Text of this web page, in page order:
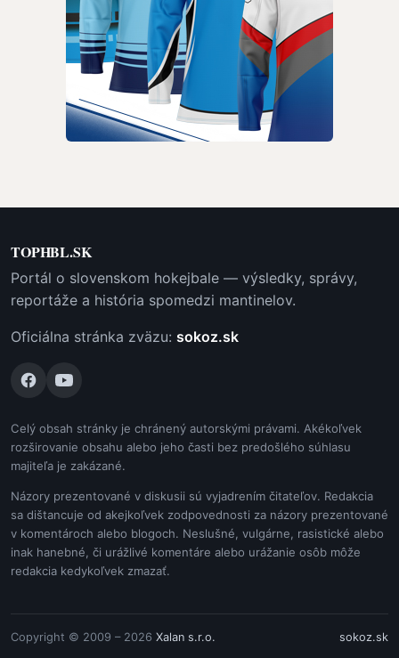
TOPHBL.SK
Portál o slovenskom hokejbale — výsledky, správy,
reportáže a história spomedzi mantinelov.
Oficiálna stránka zväzu: sokoz.sk
Celý obsah stránky je chránený autorskými právami. Akékoľvek
rozširovanie obsahu alebo jeho časti bez predošlého súhlasu
majiteľa je zakázané.
Názory prezentované v diskusii sú vyjadrením čitateľov. Redakcia
sa dištancuje od akejkoľvek zodpovednosti za názory prezentované
v komentároch alebo blogoch. Neslušné, vulgárne, rasistické alebo
inak hanebné, či urážlivé komentáre alebo urážanie osôb môže
redakcia kedykoľvek zmazať.
Copyright © 2009 – 2026 Xalan s.r.o. sokoz.sk